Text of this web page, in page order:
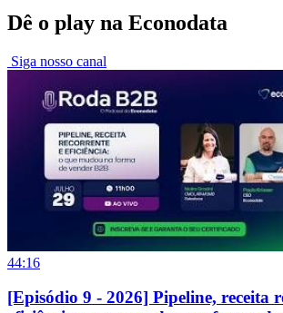
Dê o play na Econodata
Siga nosso canal
44:16
[Episódio 9 - 2026] Pipeline, receita